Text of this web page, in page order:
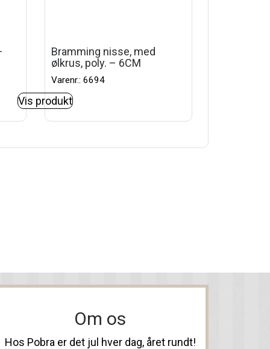
Bramming nisse, med
ølkrus, poly. – 6CM
Varenr.: 6694
Vis produkt
Om os
Hos Pobra er det jul hver dag, året rundt!